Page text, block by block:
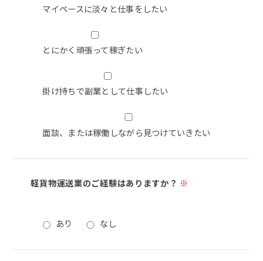
マイペースに淡々と仕事をしたい
とにかく頑張って稼ぎたい
掛け持ちで副業として仕事したい
面談、または稼働しながら見つけていきたい
軽貨物運送業のご経験はありますか？ ※
あり なし